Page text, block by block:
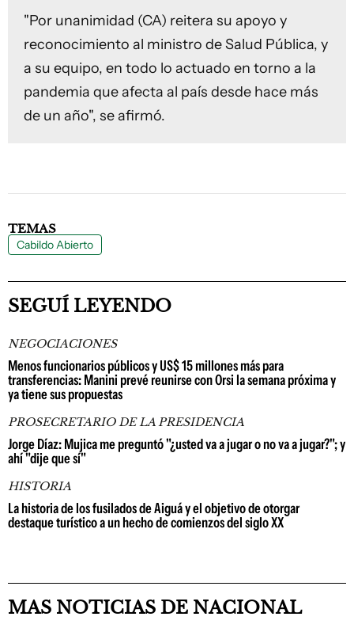
"Por unanimidad (CA) reitera su apoyo y
reconocimiento al ministro de Salud Pública, y
a su equipo, en todo lo actuado en torno a la
pandemia que afecta al país desde hace más
de un año", se afirmó.
TEMAS
Cabildo Abierto
SEGUÍ LEYENDO
NEGOCIACIONES
Menos funcionarios públicos y US$ 15 millones más para
transferencias: Manini prevé reunirse con Orsi la semana próxima y
ya tiene sus propuestas
PROSECRETARIO DE LA PRESIDENCIA
Jorge Díaz: Mujica me preguntó "¿usted va a jugar o no va a jugar?"; y
ahí "dije que sí"
HISTORIA
La historia de los fusilados de Aiguá y el objetivo de otorgar
destaque turístico a un hecho de comienzos del siglo XX
MAS NOTICIAS DE NACIONAL